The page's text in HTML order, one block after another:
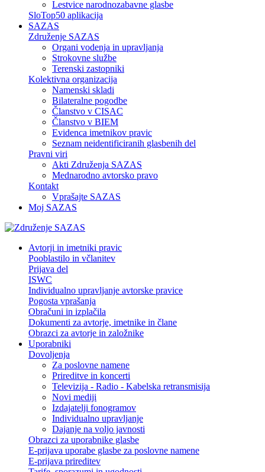
Lestvice narodnozabavne glasbe
SloTop50 aplikacija
SAZAS
Združenje SAZAS
Organi vodenja in upravljanja
Strokovne službe
Terenski zastopniki
Kolektivna organizacija
Namenski skladi
Bilateralne pogodbe
Članstvo v CISAC
Članstvo v BIEM
Evidenca imetnikov pravic
Seznam neidentificiranih glasbenih del
Pravni viri
Akti Združenja SAZAS
Mednarodno avtorsko pravo
Kontakt
Vprašajte SAZAS
Moj SAZAS
Avtorji in imetniki pravic
Pooblastilo in včlanitev
Prijava del
ISWC
Individualno upravljanje avtorske pravice
Pogosta vprašanja
Obračuni in izplačila
Dokumenti za avtorje, imetnike in člane
Obrazci za avtorje in založnike
Uporabniki
Dovoljenja
Za poslovne namene
Prireditve in koncerti
Televizija - Radio - Kabelska retransmisija
Novi mediji
Izdajatelji fonogramov
Individualno upravljanje
Dajanje na voljo javnosti
Obrazci za uporabnike glasbe
E-prijava uporabe glasbe za poslovne namene
E-prijava prireditev